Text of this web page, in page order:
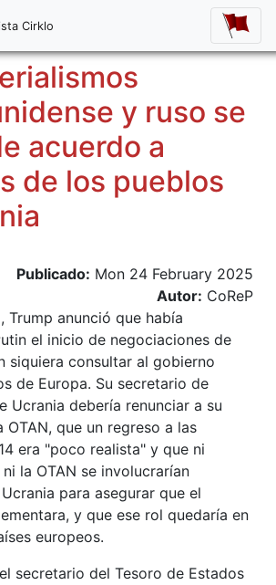
Cirklo
y ruso se
acuerdo a
de los pueblos
Publicado: Mon 24 February 2025
Autor: CoReP
Trump anunció que había
el inicio de negociaciones de
siquiera consultar al gobierno
de Europa. Su secretario de
Ucrania debería renunciar a su
OTAN, que un regreso a las
era "poco realista" y que ni
la OTAN se involucrarían
para asegurar que el
y que ese rol quedaría en
europeos.
secretario del Tesoro de Estados